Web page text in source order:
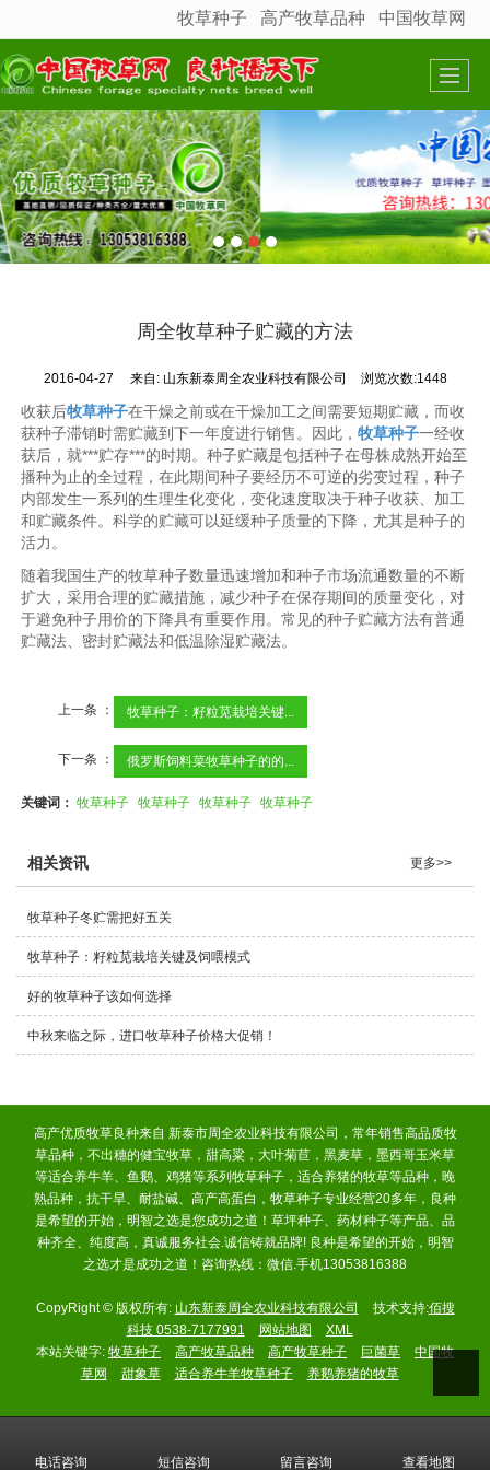
很遗憾，因您的浏览器版本过低导致无法获得最佳浏览体验，推荐下载安装谷歌浏览器！
牧草种子 高产牧草品种 中国牧草网
周全牧草种子贮藏的方法
2016-04-27 来自: 山东新泰周全农业科技有限公司 浏览次数:1448
收获后牧草种子在干燥之前或在干燥加工之间需要短期贮藏，而收
获种子滞销时需贮藏到下一年度进行销售。因此，牧草种子一经收
获后，就***贮存***的时期。种子贮藏是包括种子在母株成熟开始至
播种为止的全过程，在此期间种子要经历不可逆的劣变过程，种子
内部发生一系列的生理生化变化，变化速度取决于种子收获、加工
和贮藏条件。科学的贮藏可以延缓种子质量的下降，尤其是种子的
活力。
随着我国生产的牧草种子数量迅速增加和种子市场流通数量的不断
扩大，采用合理的贮藏措施，减少种子在保存期间的质量变化，对
于避免种子用价的下降具有重要作用。常见的种子贮藏方法有普通
贮藏法、密封贮藏法和低温除湿贮藏法。
上一条 ： 牧草种子：籽粒苋栽培关键...
下一条 ： 俄罗斯饲料菜牧草种子的的...
关键词：牧草种子 牧草种子 牧草种子 牧草种子
相关资讯 更多>>
牧草种子冬贮需把好五关
牧草种子：籽粒苋栽培关键及饲喂模式
好的牧草种子该如何选择
中秋来临之际，进口牧草种子价格大促销！
高产优质牧草良种来自 新泰市周全农业科技有限公司，常年销售高品质牧
草品种，不出穗的健宝牧草，甜高粱，大叶菊苣，黑麦草，墨西哥玉米草
等适合养牛羊、鱼鹅、鸡猪等系列牧草种子，适合养猪的牧草等品种，晚
熟品种，抗干旱、耐盐碱、高产高蛋白，牧草种子专业经营20多年，良种
是希望的开始，明智之选是您成功之道！草坪种子、药材种子等产品、品
种齐全、纯度高，真诚服务社会.诚信铸就品牌! 良种是希望的开始，明智
之选才是成功之道！咨询热线：微信.手机13053816388
CopyRight © 版权所有: 山东新泰周全农业科技有限公司 技术支持:佰搜
科技 0538-7177991
网站地图
XML
本站关键字: 牧草种子 高产牧草品种 高产牧草种子 巨菌草
中国牧
草网
甜象草 适合养牛羊牧草种子 养鹅养猪的牧草
电话咨询 短信咨询 留言咨询 查看地图